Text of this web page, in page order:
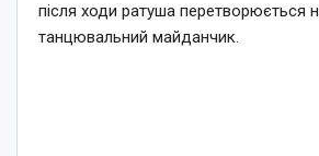
після ходи ратуша перетворюється
танцювальний майданчик.